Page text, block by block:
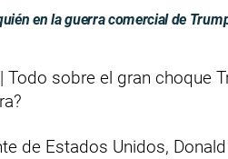
en la guerra comercial de
| Todo sobre el gran choque
de Estados Unidos,